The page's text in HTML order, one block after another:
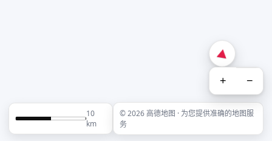
+ −
10
km
© 2026 高德地图 · 为您提供准确的地图服
务